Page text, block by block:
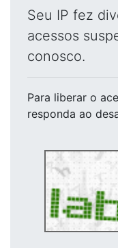
Seu IP fez
acessos
conosco.
Para liberar o
responda ao